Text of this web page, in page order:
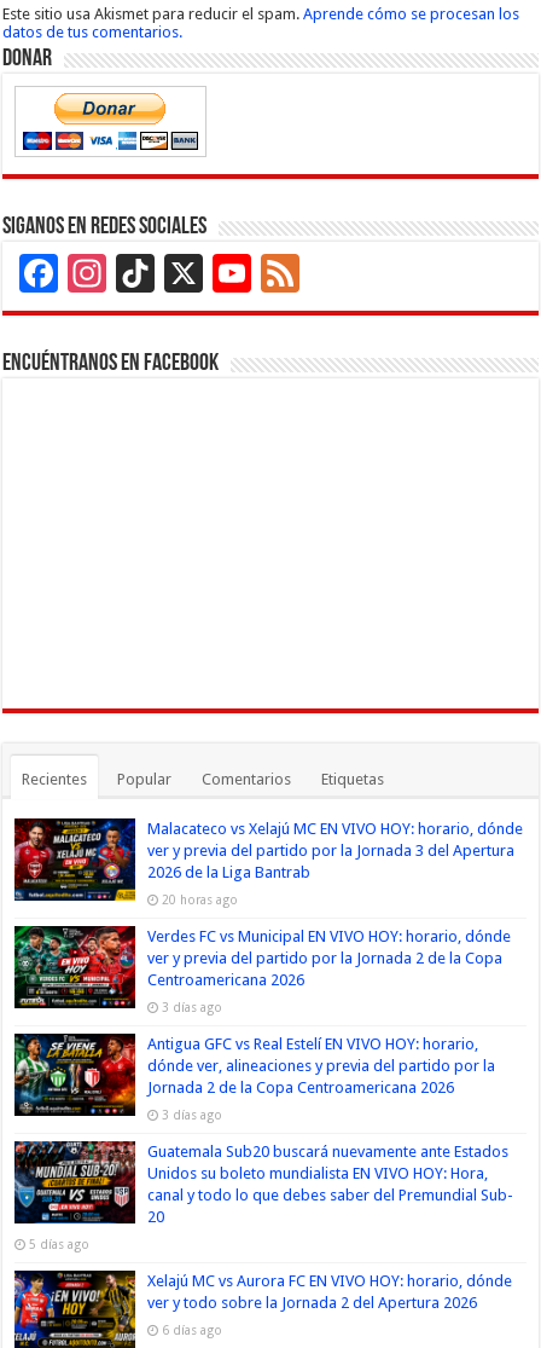
Este sitio usa Akismet para reducir el spam.Aprende cómo se procesan los
datos de tus comentarios.
Donar
Siganos en Redes Sociales
Facebook
Instagram
TikTok
X
YouTube
Channel
Encuéntranos en Facebook
Recientes Popular Comentarios Etiquetas
Malacateco vs Xelajú MC EN VIVO HOY: horario, dónde
ver y previa del partido por la Jornada 3 del Apertura
2026 de la Liga Bantrab
20 horas ago
Verdes FC vs Municipal EN VIVO HOY: horario, dónde
ver y previa del partido por la Jornada 2 de la Copa
Centroamericana 2026
3 días ago
Antigua GFC vs Real Estelí EN VIVO HOY: horario,
dónde ver, alineaciones y previa del partido por la
Jornada 2 de la Copa Centroamericana 2026
3 días ago
Guatemala Sub20 buscará nuevamente ante Estados
Unidos su boleto mundialista EN VIVO HOY: Hora,
canal y todo lo que debes saber del Premundial Sub-
20
5 días ago
Xelajú MC vs Aurora FC EN VIVO HOY: horario, dónde
ver y todo sobre la Jornada 2 del Apertura 2026
6 días ago